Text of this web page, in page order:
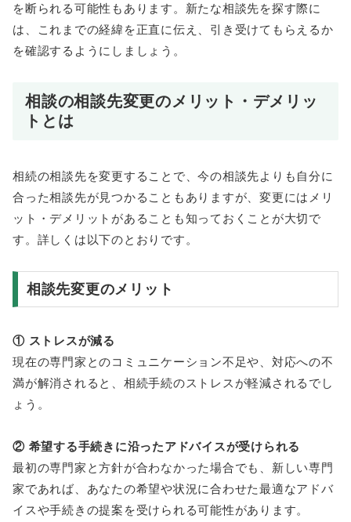
を断られる可能性もあります。新たな相談先を探す際に
は、これまでの経緯を正直に伝え、引き受けてもらえるか
を確認するようにしましょう。
相談の相談先変更のメリット・デメリッ
トとは
相続の相談先を変更することで、今の相談先よりも自分に
合った相談先が見つかることもありますが、変更にはメリ
ット・デメリットがあることも知っておくことが大切で
す。詳しくは以下のとおりです。
相談先変更のメリット
① ストレスが減る
現在の専門家とのコミュニケーション不足や、対応への不
満が解消されると、相続手続のストレスが軽減されるでし
ょう。
② 希望する手続きに沿ったアドバイスが受けられる
最初の専門家と方針が合わなかった場合でも、新しい専門
家であれば、あなたの希望や状況に合わせた最適なアドバ
イスや手続きの提案を受けられる可能性があります。